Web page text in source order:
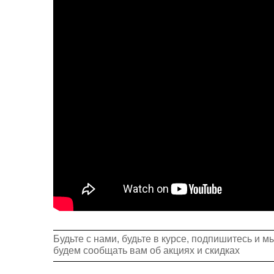
Будьте с нами, будьте в курсе, подпишитесь и
будем сообщать вам об акциях и скидках